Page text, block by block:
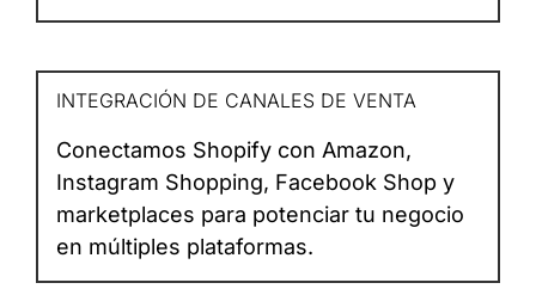
INTEGRACIÓN DE CANALES DE VENTA
Conectamos Shopify con Amazon,
Instagram Shopping, Facebook Shop y
marketplaces para potenciar tu negocio
en múltiples plataformas.